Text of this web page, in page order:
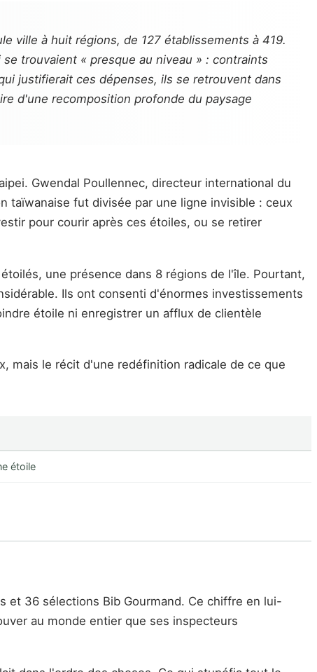
ville à huit régions, de 127 établissements à 419.
trouvaient « presque au niveau » : contraints
justifierait ces dépenses, ils se retrouvent dans
d'une recomposition profonde du paysage
Gwendal Poullennec, directeur international du
taïwanaise fut divisée par une ligne invisible : ceux
pour courir après ces étoiles, ou se retirer
une présence dans 8 régions de l'île. Pourtant,
Ils ont consenti d'énormes investissements
étoile ni enregistrer un afflux de clientèle
mais le récit d'une redéfinition radicale de ce que
étoile
et 36 sélections Bib Gourmand. Ce chiffre en lui-
au monde entier que ses inspecteurs